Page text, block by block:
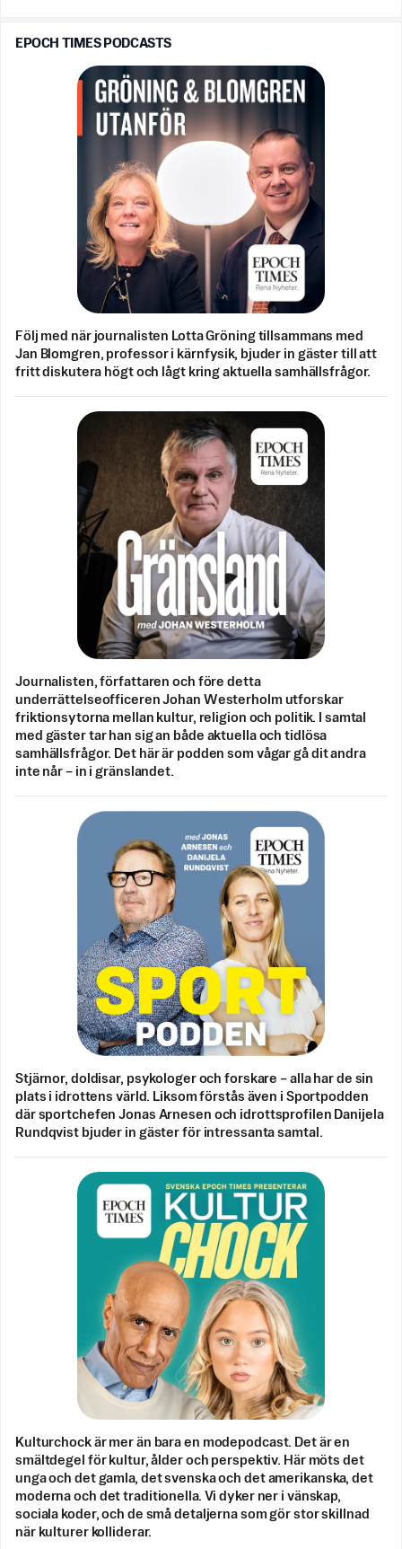
EPOCH TIMES PODCASTS
Följ med när journalisten Lotta Gröning tillsammans med
Jan Blomgren, professor i kärnfysik, bjuder in gäster till att
fritt diskutera högt och lågt kring aktuella samhällsfrågor.
Journalisten, författaren och före detta
underrättelseofficeren Johan Westerholm utforskar
friktionsytorna mellan kultur, religion och politik. I samtal
med gäster tar han sig an både aktuella och tidlösa
samhällsfrågor. Det här är podden som vågar gå dit andra
inte når – in i gränslandet.
Stjärnor, doldisar, psykologer och forskare – alla har de sin
plats i idrottens värld. Liksom förstås även i Sportpodden
där sportchefen Jonas Arnesen och idrottsprofilen Danijela
Rundqvist bjuder in gäster för intressanta samtal.
Kulturchock är mer än bara en modepodcast. Det är en
smältdegel för kultur, ålder och perspektiv. Här möts det
unga och det gamla, det svenska och det amerikanska, det
moderna och det traditionella. Vi dyker ner i vänskap,
sociala koder, och de små detaljerna som gör stor skillnad
när kulturer kolliderar.